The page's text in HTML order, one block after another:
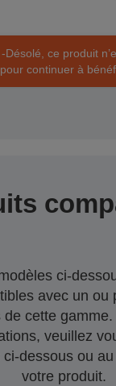
ce produit
continuer à
ci-
avec un ou
de cette
veuillez
ci-dessous ou
votre produit.